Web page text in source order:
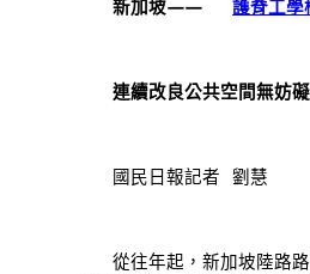
新加坡——護脊工學
連續改良公共空間無妨礙
國民日報記者 劉慧
從往年起，新加坡陸路路